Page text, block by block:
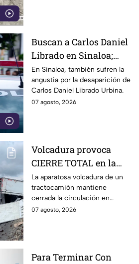
Buscan a Carlos Daniel
Librado en Sinaloa;
viajó a Mazatlán por
trabajo
En Sinaloa, también sufren la
angustia por la desaparición de
Carlos Daniel Librado Urbina.
07 agosto, 2026
Volcadura provoca
CIERRE TOTAL en la
autopista Puebla-
Orizaba HOY viernes
La aparatosa volcadura de un
tractocamión mantiene
cerrada la circulación en
ambos sentidos de la autopista
07 agosto, 2026
Para Terminar Con